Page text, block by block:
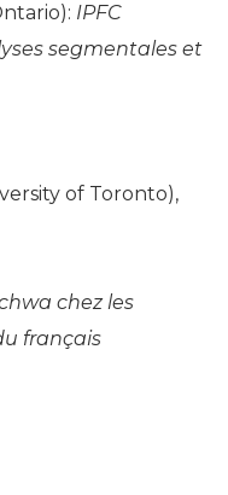
IPFC
segmentales et
of Toronto),
chez les
français